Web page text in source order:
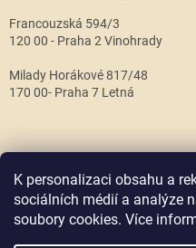
K personalizaci obsahu a
sociálních médií a analýze
soubory cookies. Více
Francouzská 594/3
120 00 - Praha 2 Vinohrady
Milady Horákové 817/48
170 00- Praha 7 Letná